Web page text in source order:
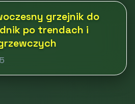
grzejnik do
po trendach i